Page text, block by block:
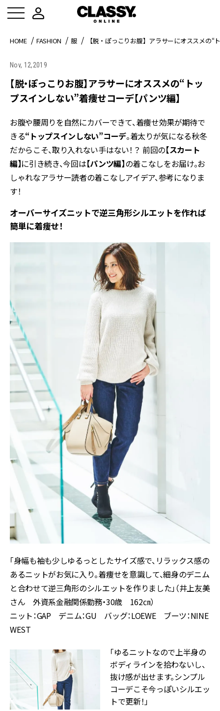
HOME FASHION 服 【脱・ぽっこりお腹】アラサーにオススメの
Nov, 12,2019
【脱・ぽっこりお腹】アラサーにオススメの“トッ
プスインしない”着痩せコーデ【パンツ編】
お腹や腰周りを自然にカバーできて、着痩せ効果が期待で
きる“トップスインしない”コーデ。着太りが気になる秋冬
だからこそ、取り入れない手はない！？ 前回の【スカート
編】に引き続き、今回は【パンツ編】の着こなしをお届け。お
しゃれなアラサー読者の着こなしアイデア、参考になりま
す！
オーバーサイズニットで逆三角形シルエットを作れば
簡単に着痩せ！
「身幅も袖も少しゆるっとしたサイズ感で、リラックス感の
あるニットがお気に入り。着痩せを意識して、細身のデニム
と合わせて逆三角形のシルエットを作りました」（井上友美
さん 外資系金融関係勤務・30歳 162㎝）
ニット：GAP デニム：GU バッグ：LOEWE ブーツ：NINE
WEST
「ゆるニットなので上半身の
ボディラインを拾わないし、
抜け感が出せます。シンプル
コーデこそ今っぽいシルエッ
トで更新！」